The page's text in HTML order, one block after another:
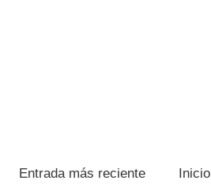
Entrada más reciente Inicio